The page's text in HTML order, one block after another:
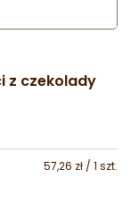
z czekolady
57,26 zł / 1 szt.